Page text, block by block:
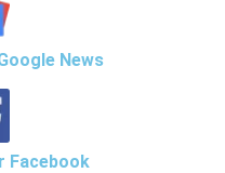
News
Facebook